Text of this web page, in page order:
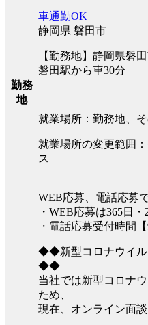
勤務
地
車通勤OK
静岡県 磐田市
【勤務地】静岡県磐
磐田駅から車30分
就業場所：勤務地、
就業場所の変更範囲
ス
WEB応募、電話応募
・WEB応募は365日
・電話応募受付時間【
◆◆新型コロナウイル
◆◆
当社では新型コロナ
ため、
現在、オンライン面